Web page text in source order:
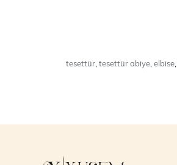
tesettür, tesettür abiye, elbise,